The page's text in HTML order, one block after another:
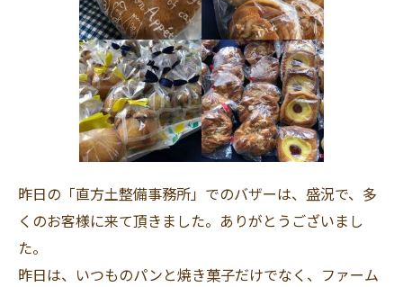
昨日の「直方土整備事務所」でのバザーは、盛況で、多
くのお客様に来て頂きました。ありがとうございまし
た。
昨日は、いつものパンと焼き菓子だけでなく、ファーム